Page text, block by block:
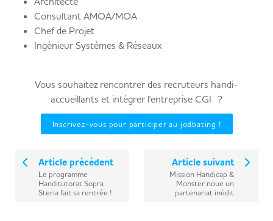
Consultant AMOA/MOA
Chef de Projet
Ingénieur Systèmes & Réseaux
Vous souhaitez rencontrer des recruteurs handi-
accueillants et intégrer l'entreprise CGI ?
Inscrivez-vous pour participer au jodbating !
Article précédent
Le programme
Handitutorat Sopra
Steria fait sa rentrée !
Article suivant
Mission Handicap &
Monster noue un
partenariat inédit